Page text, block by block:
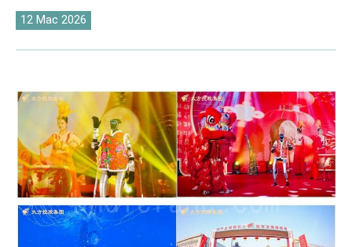
12 Mac 2026
Українська
Čeština
Kiswahili
Dansk
Norsk
O‘zbekcha